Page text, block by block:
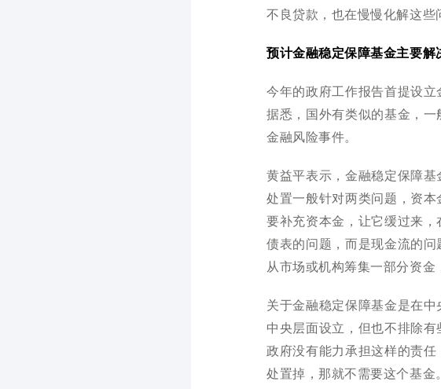
不良贷款，也在慢慢化解这些
预计金融稳定保障基金主要解
今年的政府工作报告首提设立
据悉，国外有类似的基金，
金融风险事件。
黄益平表示，金融稳定保障
处置一般针对两类问题，资
要补充资本金，让它缓过来
债表的问题，而是现金流的
从市场或机构筹集一部分资金
关于金融稳定保障基金是在
中央层面设立，但也不排除
政府没有能力承担这样的责
处置掉，那就不需要这个基金。